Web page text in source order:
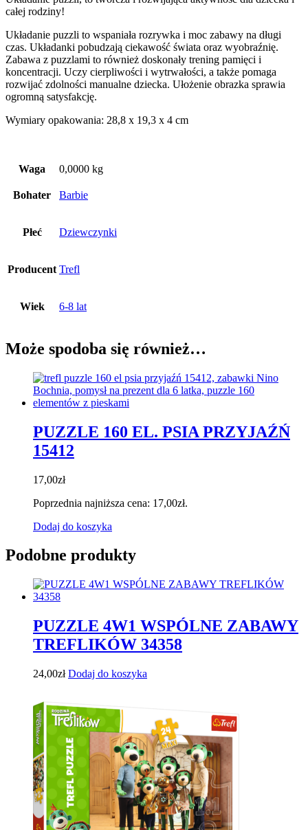
całej rodziny!
Układanie puzzli to wspaniała rozrywka i moc zabawy na długi
czas. Układanki pobudzają ciekawość świata oraz wyobraźnię.
Zabawa z puzzlami to również doskonały trening pamięci i
koncentracji. Uczy cierpliwości i wytrwałości, a także pomaga
rozwijać zdolności manualne dziecka. Ułożenie obrazka sprawia
ogromną satysfakcję.
Wymiary opakowania: 28,8 x 19,3 x 4 cm
Waga 0,0000 kg
Bohater Barbie
Płeć Dziewczynki
Producent Trefl
Wiek 6-8 lat
Może spodoba się również…
PUZZLE 160 EL. PSIA PRZYJAŹŃ
15412
17,00zł
Poprzednia najniższa cena: 17,00zł.
Dodaj do koszyka
Podobne produkty
PUZZLE 4W1 WSPÓLNE ZABAWY
TREFLIKÓW 34358
24,00zł Dodaj do koszyka